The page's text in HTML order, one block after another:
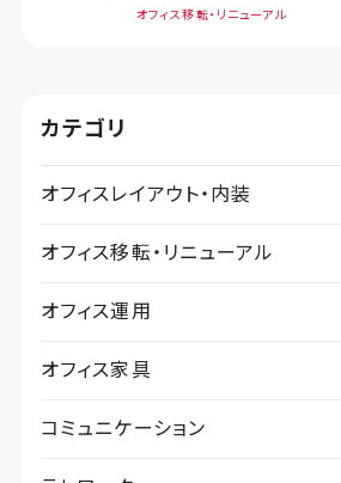
オフィス移転・リニューアル
カテゴリ
オフィスレイアウト・内装
オフィス移転・リニューアル
オフィス運用
オフィス家具
コミュニケーション